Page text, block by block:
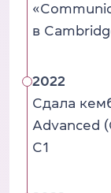
в
2022
Сдала
Advanced
C1